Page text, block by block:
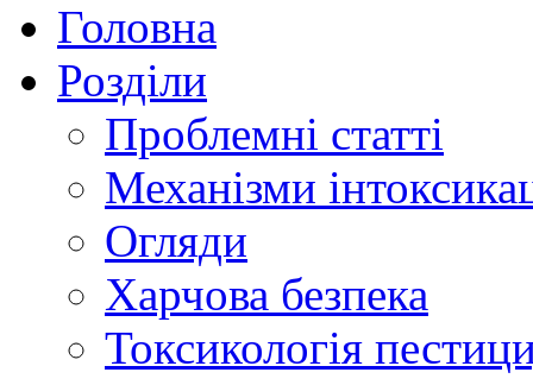
Головна
Розділи
Проблемні статті
Механізми
Огляди
Харчова безпека
Токсикологія